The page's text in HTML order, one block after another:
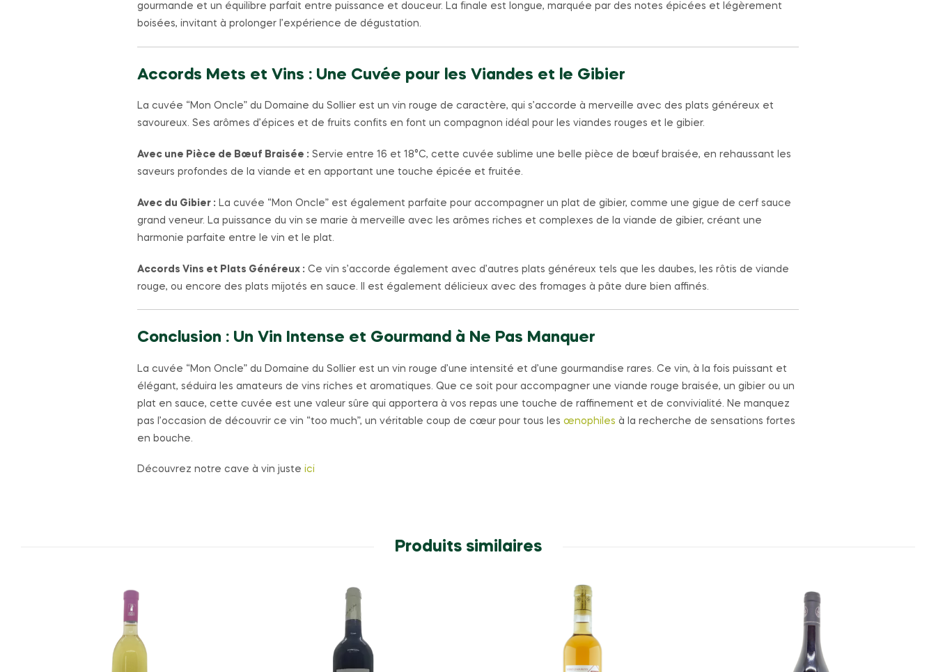
gourmande et un équilibre parfait entre puissance et douceur. La finale est longue, marquée par des notes épicées et légèrement
boisées, invitant à prolonger l’expérience de dégustation.
Accords Mets et Vins : Une Cuvée pour les Viandes et le Gibier
La cuvée “Mon Oncle” du Domaine du Sollier est un vin rouge de caractère, qui s’accorde à merveille avec des plats généreux et
savoureux. Ses arômes d’épices et de fruits confits en font un compagnon idéal pour les viandes rouges et le gibier.
Avec une Pièce de Bœuf Braisée : Servie entre 16 et 18°C, cette cuvée sublime une belle pièce de bœuf braisée, en rehaussant les
saveurs profondes de la viande et en apportant une touche épicée et fruitée.
Avec du Gibier : La cuvée “Mon Oncle” est également parfaite pour accompagner un plat de gibier, comme une gigue de cerf sauce
grand veneur. La puissance du vin se marie à merveille avec les arômes riches et complexes de la viande de gibier, créant une
harmonie parfaite entre le vin et le plat.
Accords Vins et Plats Généreux : Ce vin s’accorde également avec d’autres plats généreux tels que les daubes, les rôtis de viande
rouge, ou encore des plats mijotés en sauce. Il est également délicieux avec des fromages à pâte dure bien affinés.
Conclusion : Un Vin Intense et Gourmand à Ne Pas Manquer
La cuvée “Mon Oncle” du Domaine du Sollier est un vin rouge d’une intensité et d’une gourmandise rares. Ce vin, à la fois puissant et
élégant, séduira les amateurs de vins riches et aromatiques. Que ce soit pour accompagner une viande rouge braisée, un gibier ou un
plat en sauce, cette cuvée est une valeur sûre qui apportera à vos repas une touche de raffinement et de convivialité. Ne manquez
pas l’occasion de découvrir ce vin “too much”, un véritable coup de cœur pour tous les œnophiles à la recherche de sensations fortes
en bouche.
Découvrez notre cave à vin juste ici
Produits similaires